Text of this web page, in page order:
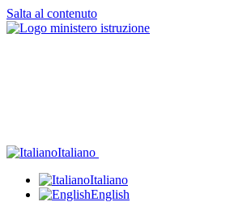
Salta al contenuto
Italiano
Italiano
English